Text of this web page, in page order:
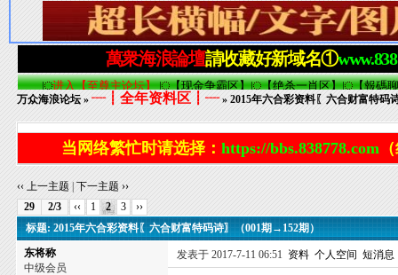
万众海浪论坛 »┈┋全年资料区┋┈» 2015年六合彩资料〖六合财富特码
当网络繁忙时请选择： https://bbs.838778.com
‹‹ 上一主题 |下一主题 ››
29
2/3 ‹‹ 1 2 3
››
标题: 2015年六合彩资料〖六合财富特码诗〗（001期→152期）
东将称
中级会员
发表于 2017-7-11 06:51 资料 个人空间 短消息